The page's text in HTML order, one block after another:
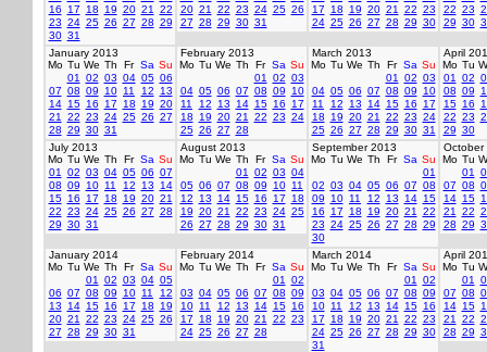
16
17 18 19 20 21
22
23 24 25 26 27 28 29
30 31
20 21 22 23 24 25 26
27 28 29 30 31
17
18 19 20 21 22 23
24 25 26 27 28 29 30
22 23
29 30
January 2013
Mo Tu We Th Fr Sa Su
01
02 03 04 05 06
07 08 09 10 11 12
13
14 15 16 17 18 19 20
21
22 23 24 25 26 27
28 29 30 31
February 2013
Mo Tu We Th Fr Sa Su
01
02 03
04 05 06 07 08 09
10
11
12 13 14 15 16
17
18
19 20 21 22 23 24
25 26 27 28
March 2013
Mo Tu We Th Fr Sa Su
01
02 03
04 05 06 07 08 09
10
11
12 13 14 15 16
17
18
19 20 21 22 23 24
25 26 27 28 29 30 31
April
Mo Tu
01
02
08 09
15 16
22 23
29 30
July 2013
Mo Tu We Th Fr Sa Su
01
02 03 04 05 06 07
08 09 10 11 12 13
14
15 16 17 18 19 20 21
22 23 24 25 26 27 28
29 30 31
August 2013
Mo Tu We Th Fr Sa Su
01
02 03 04
05 06 07 08 09 10 11
12
13 14 15 16 17
18
19 20 21 22 23 24 25
26 27 28 29 30 31
September 2013
Mo Tu We Th Fr Sa Su
01
02 03 04 05 06 07 08
09
10 11 12 13 14 15
16
17 18 19 20 21
22
23 24 25 26 27 28 29
30
October
Mo Tu
01
07 08
14 15
21
22
28 29
January 2014
Mo Tu We Th Fr Sa Su
01
02 03 04 05
06 07 08 09 10 11
12
13
14 15 16 17 18
19
20 21 22 23 24 25 26
27 28 29 30 31
February 2014
Mo Tu We Th Fr Sa Su
01
02
03 04 05 06 07 08 09
10 11 12 13 14 15 16
17
18 19 20 21 22 23
24 25 26 27 28
March 2014
Mo Tu We Th Fr Sa Su
01
02
03 04 05 06 07 08 09
10 11 12 13 14 15 16
17
18 19 20 21 22 23
24 25 26 27 28 29 30
31
April
Mo Tu
01
07 08
14 15
21
22
28 29